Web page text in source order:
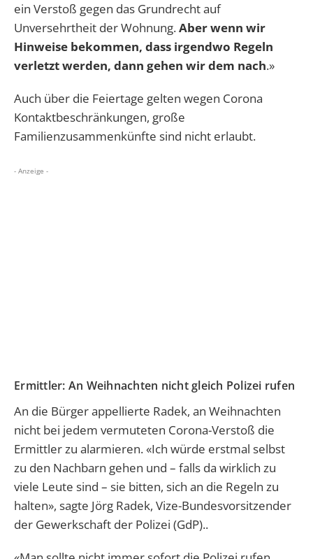
ein Verstoß gegen das Grundrecht auf
Unversehrtheit der Wohnung.Aber wenn wir
Hinweise bekommen, dass irgendwo Regeln
verletzt werden, dann gehen wir dem nach.»
Auch über die Feiertage gelten wegen Corona
Kontaktbeschränkungen, große
Familienzusammenkünfte sind nicht erlaubt.
- Anzeige -
Ermittler: An Weihnachten nicht gleich Polizei rufen
An die Bürger appellierte Radek, an Weihnachten
nicht bei jedem vermuteten Corona-Verstoß die
Ermittler zu alarmieren. «Ich würde erstmal selbst
zu den Nachbarn gehen und – falls da wirklich zu
viele Leute sind – sie bitten, sich an die Regeln zu
halten», sagte Jörg Radek, Vize-Bundesvorsitzender
der Gewerkschaft der Polizei (GdP)..